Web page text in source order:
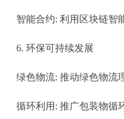
智能合约: 利用区块链智
6. 环保可持续发展
绿色物流: 推动绿色物流
循环利用: 推广包装物循